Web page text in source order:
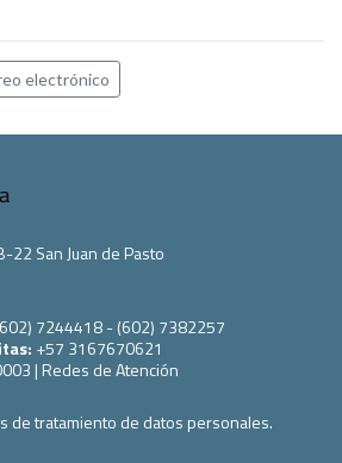
electrónico
22 San Juan de Pasto
7244418 - (602) 7382257
+57 3167670621
| Redes de Atención
de tratamiento de datos personales.